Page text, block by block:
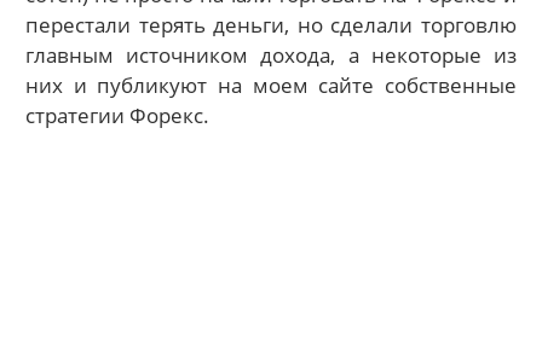
перестали терять деньги, но сделали торговлю
главным источником дохода, а некоторые из
них и публикуют на моем сайте собственные
стратегии Форекс.